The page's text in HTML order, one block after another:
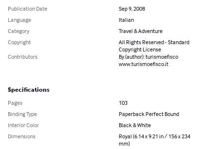
Publication Date
Sep 9, 2008
Language
Italian
Category
Travel & Adventure
Copyright
All Rights Reserved - Standard
Copyright License
Contributors
By (author): turismoefisco
www.turismoefisco.it
Specifications
Pages
103
Binding Type
Paperback Perfect Bound
Interior Color
Black & White
Dimensions
Royal (6.14 x 9.21 in / 156 x 234
mm)